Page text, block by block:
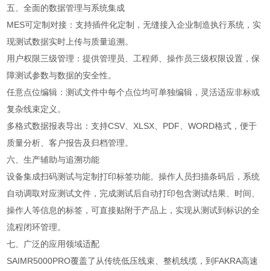
五、全面的数据管理与系统集成
MES可定制对接：支持插件化定制，无缝接入企业制造执行系统，实
现测试数据实时上传与质量追溯。
用户权限三级管理：提供管理员、工程师、操作员三级权限设置，保
障测试参数与数据的安全性。
任意点位编辑：测试文件中每个点位均可单独编辑，灵活适应非标或
复杂线束定义。
多格式数据报表导出：支持CSV、XLSX、PDF、WORD格式，便于
质量分析、客户报告及归档管理。
六、生产辅助与追溯功能
设备集成扫码测试与定制打印标签功能。操作人员扫描条码后，系统
自动调取对应测试文件，完成测试后自动打印包含测试结果、时间、
操作人等信息的标签，可直接贴附于产品上，实现从测试到标识的全
流程闭环管理。
七、广泛的应用领域适配
SAIMR5000PRO覆盖了从传统低压线束、整机线缆，到FAKRA高速